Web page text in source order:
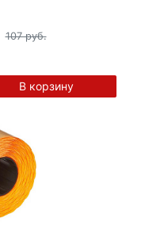
107 руб.
В корзину